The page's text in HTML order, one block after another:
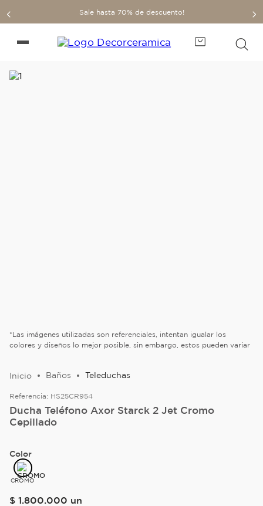
Sale hasta 70% de descuento!
*Las imágenes utilizadas son referenciales, intentan igualar los
colores y diseños lo mejor posible, sin embargo, estos pueden variar
Baños Teleduchas
Referencia: HS25CR954
Ducha Teléfono Axor Starck 2 Jet Cromo
Cepillado
Color
CROMO
$ 1.800.000 un